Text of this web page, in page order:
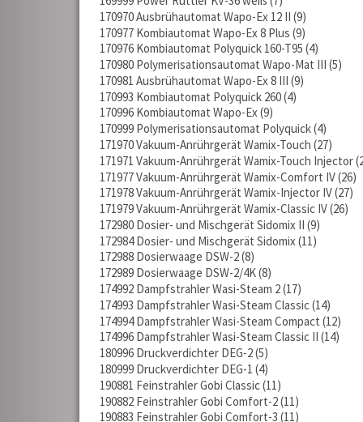
170970 Ausbrühautomat Wapo-Ex 12 II 9
170977 Kombiautomat Wapo-Ex 8 Plus 9
170976 Kombiautomat Polyquick 160-T95 4
170980 Polymerisationsautomat Wapo-Mat III 5
170981 Ausbrühautomat Wapo-Ex 8 III 9
170993 Kombiautomat Polyquick 260 4
170996 Kombiautomat Wapo-Ex 9
170999 Polymerisationsautomat Polyquick 4
171970 Vakuum-Anrührgerät Wamix-Touch 27
171971 Vakuum-Anrührgerät Wamix-Touch Injector
171977 Vakuum-Anrührgerät Wamix-Comfort IV 26
171978 Vakuum-Anrührgerät Wamix-Injector IV 27
171979 Vakuum-Anrührgerät Wamix-Classic IV 26
172980 Dosier- und Mischgerät Sidomix II 9
172984 Dosier- und Mischgerät Sidomix 11
172988 Dosierwaage DSW-2 8
172989 Dosierwaage DSW-2/4K 8
174992 Dampfstrahler Wasi-Steam 2 17
174993 Dampfstrahler Wasi-Steam Classic 14
174994 Dampfstrahler Wasi-Steam Compact 12
174996 Dampfstrahler Wasi-Steam Classic II 14
180996 Druckverdichter DEG-2 5
180999 Druckverdichter DEG-1 4
190881 Feinstrahler Gobi Classic 11
190882 Feinstrahler Gobi Comfort-2 11
190883 Feinstrahler Gobi Comfort-3 11